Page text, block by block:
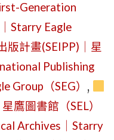
BRAND
WEBSITE
｜
STARRY
EAGLE
GROUP
ENTERS
日
星
期
日
｜
第
三
Generation
Starry Eagle
版計畫(SEIPP)｜星
Publishing
Group（SEG） ,
鷹圖書館（SEL）
Archives｜Starry